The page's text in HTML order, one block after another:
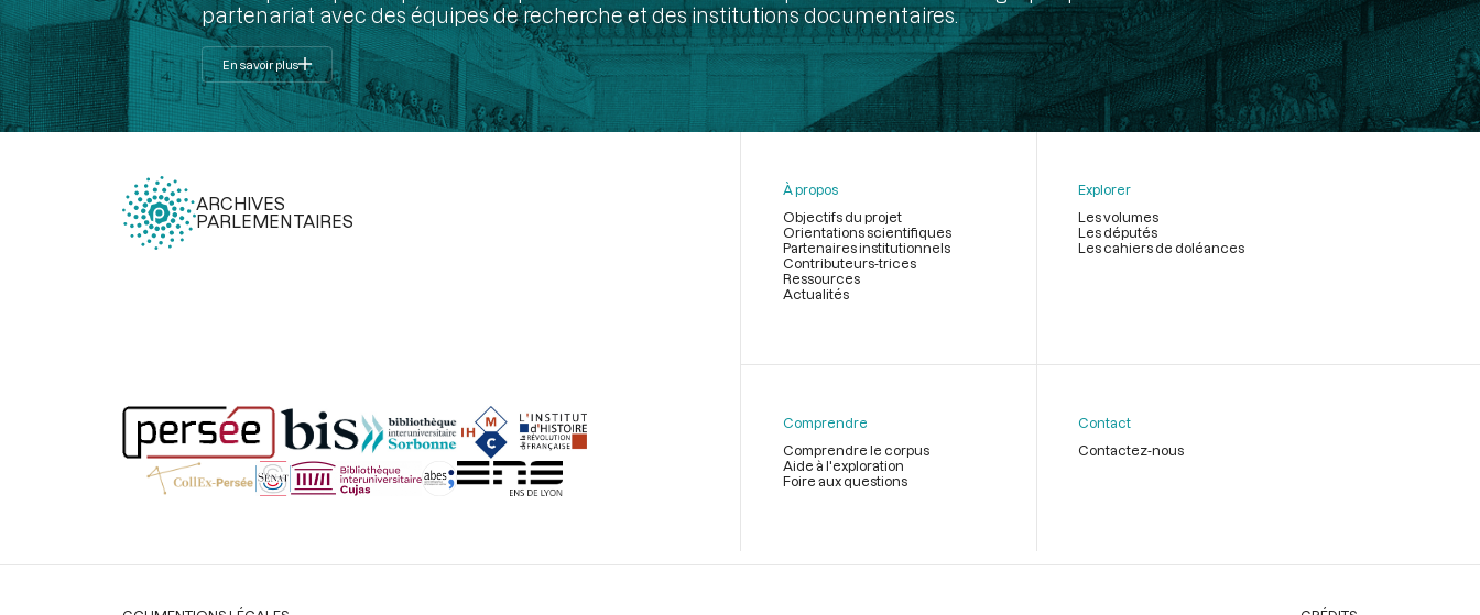
partenariat avec des équipes de recherche et des institutions documentaires.
En savoir plus
ARCHIVES
PARLEMENTAIRES
page
À propos
Objectifs du projet
Orientations scientifiques
Partenaires institutionnels
Contributeurs-trices
Ressources
Actualités
Explorer
Les volumes
Les députés
Les cahiers de doléances
Comprendre
Comprendre le corpus
Aide à l'exploration
Foire aux questions
Contact
Contactez-nous
Légal